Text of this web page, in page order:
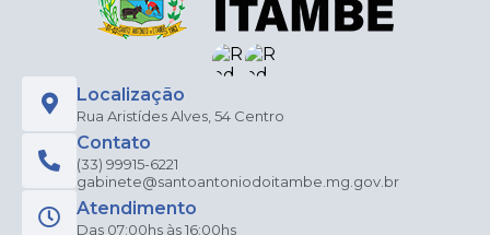
Localização
Rua Aristídes Alves, 54 Centro
Contato
(33) 99915-6221
gabinete@santoantoniodoitambe.mg.gov.br
Atendimento
Das 07:00hs às 16:00hs